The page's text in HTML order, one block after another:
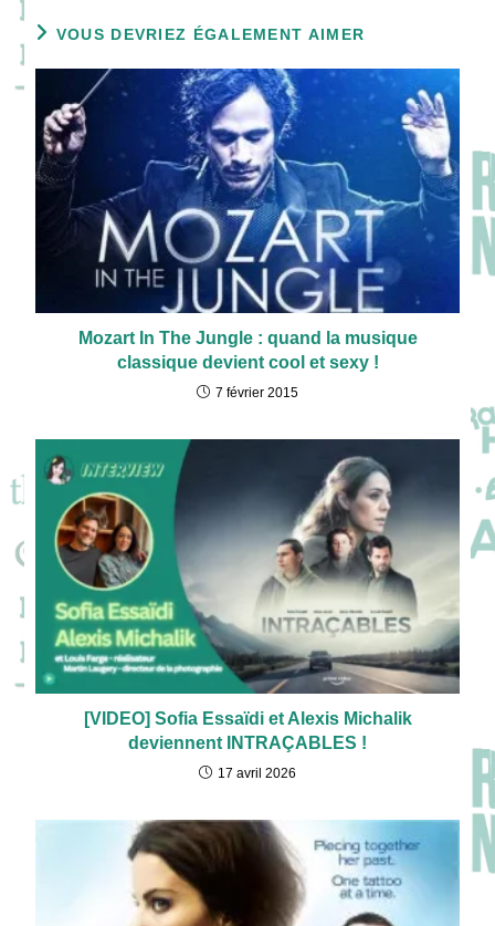
VOUS DEVRIEZ ÉGALEMENT AIMER
Mozart In The Jungle : quand la musique
classique devient cool et sexy !
7 février 2015
[VIDEO] Sofia Essaïdi et Alexis Michalik
deviennent INTRAÇABLES !
17 avril 2026